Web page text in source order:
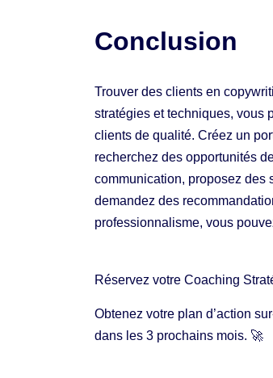
Conclusion
Trouver des clients en
stratégies et techniques, vous
clients de qualité. Créez un
recherchez des opportunités
communication, proposez des
demandez des
professionnalisme, vous
Réservez votre Coaching
Obtenez votre plan d’action
dans les 3 prochains mois. 🚀